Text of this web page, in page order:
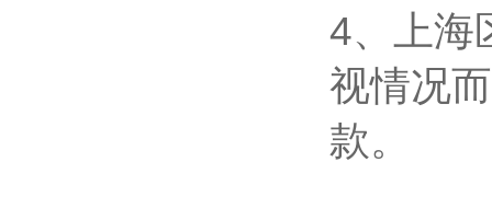
4、上海
视情况
款。